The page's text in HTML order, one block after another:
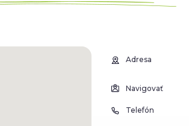
Adresa
Navigovať
Telefón